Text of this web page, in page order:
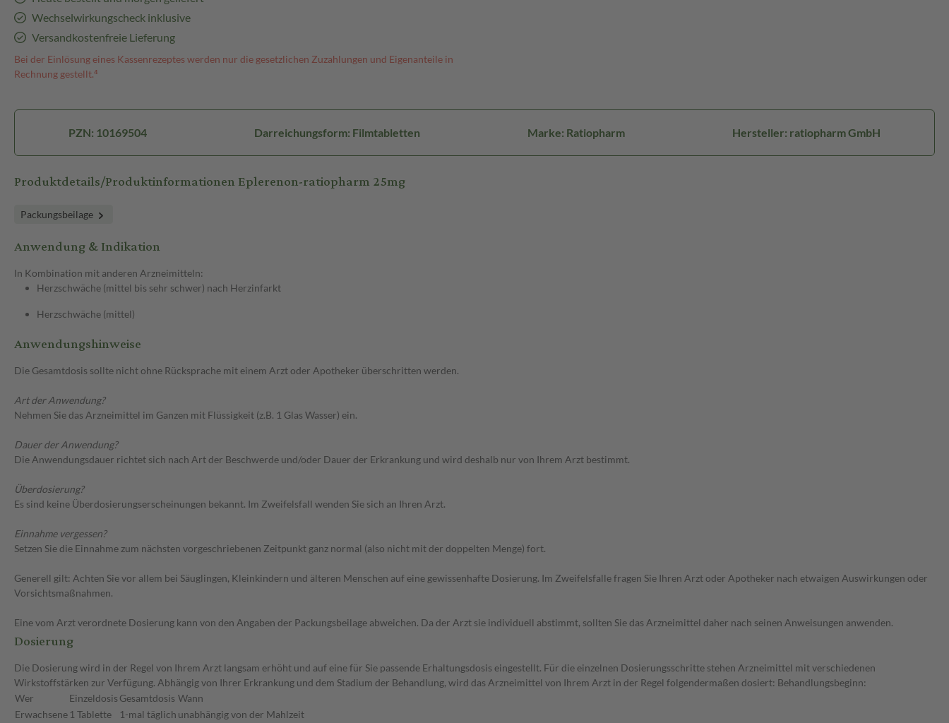
Wechselwirkungscheck inklusive
Versandkostenfreie Lieferung
Bei der Einlösung eines Kassenrezeptes werden nur die gesetzlichen Zuzahlungen und Eigenanteile in
Rechnung gestellt.⁴
PZN: 10169504 Darreichungsform: Filmtabletten Marke: Ratiopharm Hersteller: ratiopharm GmbH
Produktdetails/Produktinformationen Eplerenon-ratiopharm 25mg
Packungsbeilage
Anwendung & Indikation
In Kombination mit anderen Arzneimitteln:
Herzschwäche (mittel bis sehr schwer) nach Herzinfarkt
Herzschwäche (mittel)
Anwendungshinweise
Die Gesamtdosis sollte nicht ohne Rücksprache mit einem Arzt oder Apotheker überschritten werden.
Art der Anwendung?
Nehmen Sie das Arzneimittel im Ganzen mit Flüssigkeit (z.B. 1 Glas Wasser) ein.
Dauer der Anwendung?
Die Anwendungsdauer richtet sich nach Art der Beschwerde und/oder Dauer der Erkrankung und wird deshalb nur von Ihrem Arzt bestimmt.
Überdosierung?
Es sind keine Überdosierungserscheinungen bekannt. Im Zweifelsfall wenden Sie sich an Ihren Arzt.
Einnahme vergessen?
Setzen Sie die Einnahme zum nächsten vorgeschriebenen Zeitpunkt ganz normal (also nicht mit der doppelten Menge) fort.
Generell gilt: Achten Sie vor allem bei Säuglingen, Kleinkindern und älteren Menschen auf eine gewissenhafte Dosierung. Im Zweifelsfalle fragen Sie Ihren Arzt oder Apotheker nach etwaigen Auswirkungen oder
Vorsichtsmaßnahmen.
Eine vom Arzt verordnete Dosierung kann von den Angaben der Packungsbeilage abweichen. Da der Arzt sie individuell abstimmt, sollten Sie das Arzneimittel daher nach seinen Anweisungen anwenden.
Dosierung
Die Dosierung wird in der Regel von Ihrem Arzt langsam erhöht und auf eine für Sie passende Erhaltungsdosis eingestellt. Für die einzelnen Dosierungsschritte stehen Arzneimittel mit verschiedenen
Wirkstoffstärken zur Verfügung. Abhängig von Ihrer Erkrankung und dem Stadium der Behandlung, wird das Arzneimittel von Ihrem Arzt in der Regel folgendermaßen dosiert: Behandlungsbeginn:
Wer
Einzeldosis Gesamtdosis Wann
Erwachsene 1 Tablette 1-mal täglich unabhängig von der Mahlzeit